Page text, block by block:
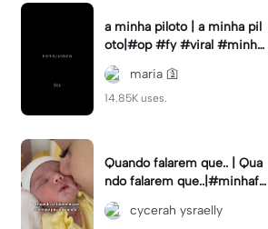
a minha piloto | a minha pil
oto|#op #fy #viral #minha
piloto #prapilotar
maria 🛐
14.85K uses.
Quando falarem que.. | Qua
ndo falarem que..|#minhafa
milia#diadascriancas#mae
efilho#cameralenta
cycerah ysraelly